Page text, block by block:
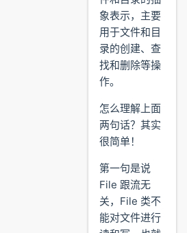
象表示，主要
用于文件和目
录的创建、查
找和删除等操
作。
怎么理解上面
两句话？其实
很简单！
第一句是说
File 跟流无
关，File 类不
能对文件进行